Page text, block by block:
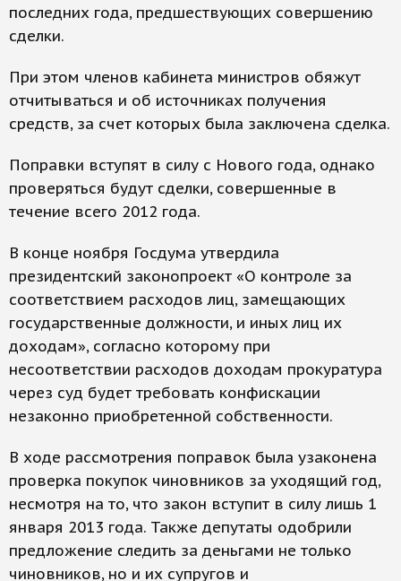
последних года, предшествующих совершению
сделки.
При этом членов кабинета министров обяжут
отчитываться и об источниках получения
средств, за счет которых была заключена сделка.
Поправки вступят в силу с Нового года, однако
проверяться будут сделки, совершенные в
течение всего 2012 года.
В конце ноября Госдума утвердила
президентский законопроект «О контроле за
соответствием расходов лиц, замещающих
государственные должности, и иных лиц их
доходам», согласно которому при
несоответствии расходов доходам прокуратура
через суд будет требовать конфискации
незаконно приобретенной собственности.
В ходе рассмотрения поправок была узаконена
проверка покупок чиновников за уходящий год,
несмотря на то, что закон вступит в силу лишь 1
января 2013 года. Также депутаты одобрили
предложение следить за деньгами не только
чиновников, но и их супругов и